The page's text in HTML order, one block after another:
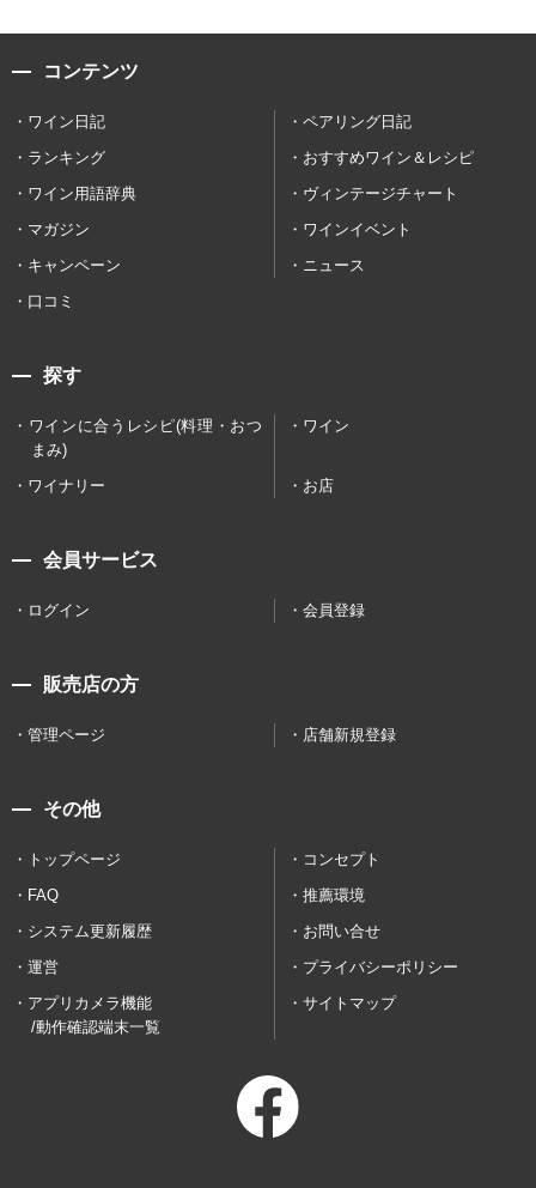
コンテンツ
ワイン日記
ペアリング日記
ランキング
おすすめワイン＆レシピ
ワイン用語辞典
ヴィンテージチャート
マガジン
ワインイベント
キャンペーン
ニュース
口コミ
探す
ワインに合うレシピ(料理・おつ
まみ)
ワイン
ワイナリー お店
会員サービス
ログイン 会員登録
販売店の方
管理ページ 店舗新規登録
その他
トップページ
コンセプト
FAQ
推薦環境
システム更新履歴
お問い合せ
運営
プライバシーポリシー
アプリカメラ機能
/動作確認端末一覧
サイトマップ